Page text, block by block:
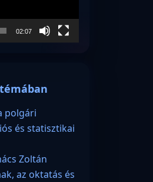
02:07
polgári
és statisztikai
Zoltán
az oktatás és